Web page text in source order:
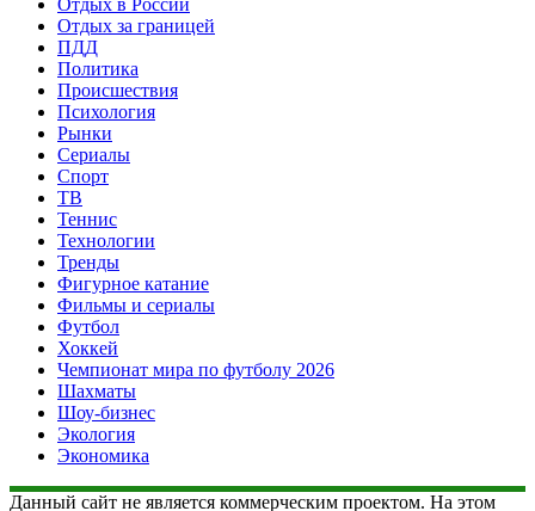
Отдых в России
Отдых за границей
ПДД
Политика
Происшествия
Психология
Рынки
Сериалы
Спорт
ТВ
Теннис
Технологии
Тренды
Фигурное катание
Фильмы и сериалы
Футбол
Хоккей
Чемпионат мира по футболу 2026
Шахматы
Шоу-бизнес
Экология
Экономика
Данный сайт не является коммерческим проектом. На этом